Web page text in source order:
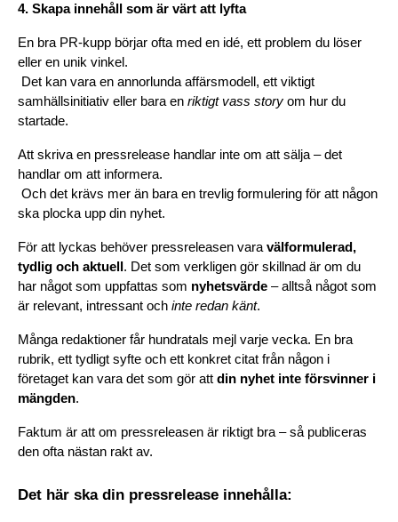
4. Skapa innehåll som är värt att lyfta
En bra PR-kupp börjar ofta med en idé, ett problem du löser
eller en unik vinkel.
Det kan vara en annorlunda affärsmodell, ett viktigt
samhällsinitiativ eller bara en riktigt vass story om hur du
startade.
Att skriva en pressrelease handlar inte om att sälja – det
handlar om att informera.
Och det krävs mer än bara en trevlig formulering för att någon
ska plocka upp din nyhet.
För att lyckas behöver pressreleasen vara välformulerad,
tydlig och aktuell . Det som verkligen gör skillnad är om du
har något som uppfattas som nyhetsvärde – alltså något som
är relevant, intressant och inte redan känt.
Många redaktioner får hundratals mejl varje vecka. En bra
rubrik, ett tydligt syfte och ett konkret citat från någon i
företaget kan vara det som gör att din nyhet inte försvinner i
mängden.
Faktum är att om pressreleasen är riktigt bra – så publiceras
den ofta nästan rakt av.
Det här ska din pressrelease innehålla: